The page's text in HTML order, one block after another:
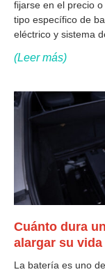
fijarse en el precio
tipo específico de
eléctrico y sistema
(Leer más)
Cuánto dura
alargar su vida
La batería es uno